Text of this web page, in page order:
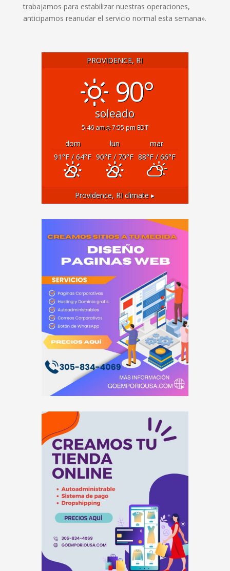
trabajamos para estabilizar nuestras operaciones,
anticipamos reanudar el servicio normal esta semana».
PROVIDENCE, RI
90°
soleado
5:46 am 7:55 pm EDT
dom lun
mar
91°F/ 64°F 90°F/ 70°F 88°F/ 66°F
Providence, RI climate ▸